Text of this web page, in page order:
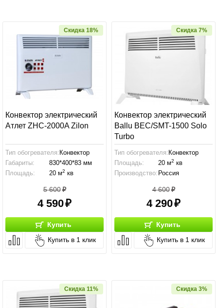
Скидка 18%
Конвектор электрический
Атлет ZHC-2000A Zilon
Тип обогревателя: Конвектор
Габариты:
830*400*83 мм
Площадь:
20 м2 кв
5 600
4 590
Купить
Купить в 1 клик
Скидка 7%
Конвектор электрический
Ballu BEC/SMT-1500 Solo
Turbo
Тип обогревателя: Конвектор
Площадь:
20 м2 кв
Производство: Россия
4 600
4 290
Купить
Купить в 1 клик
Скидка 11% Скидка 3%